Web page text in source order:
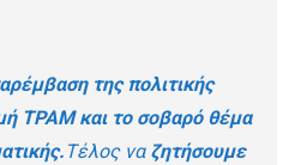
της πολιτικής
ΤΡΑΜ και το σοβαρό θέμα
Τέλος να ζητήσουμε